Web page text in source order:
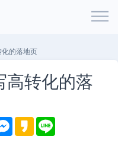
的落地页
转化的落
M
e
K
a